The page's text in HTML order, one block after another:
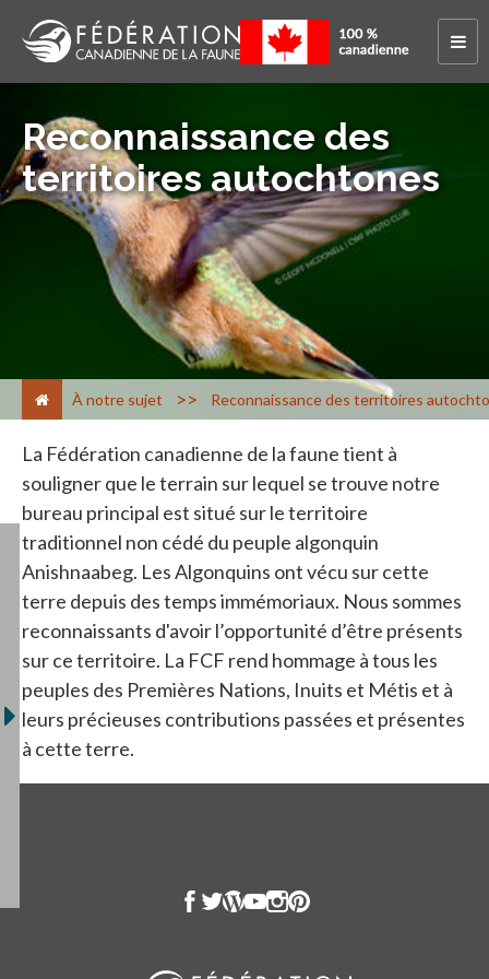
Reconnaissance des
territoires autochtones
À notre sujet > Reconnaissance des territoires
La Fédération canadienne de la faune tient à
souligner que le terrain sur lequel se trouve notre
bureau principal est situé sur le territoire
traditionnel non cédé du peuple algonquin
Anishnaabeg. Les Algonquins ont vécu sur cette
terre depuis des temps immémoriaux. Nous sommes
reconnaissants d'avoir l’opportunité d’être présents
sur ce territoire. La FCF rend hommage à tous les
peuples des Premières Nations, Inuits et Métis et à
leurs précieuses contributions passées et présentes
à cette terre.